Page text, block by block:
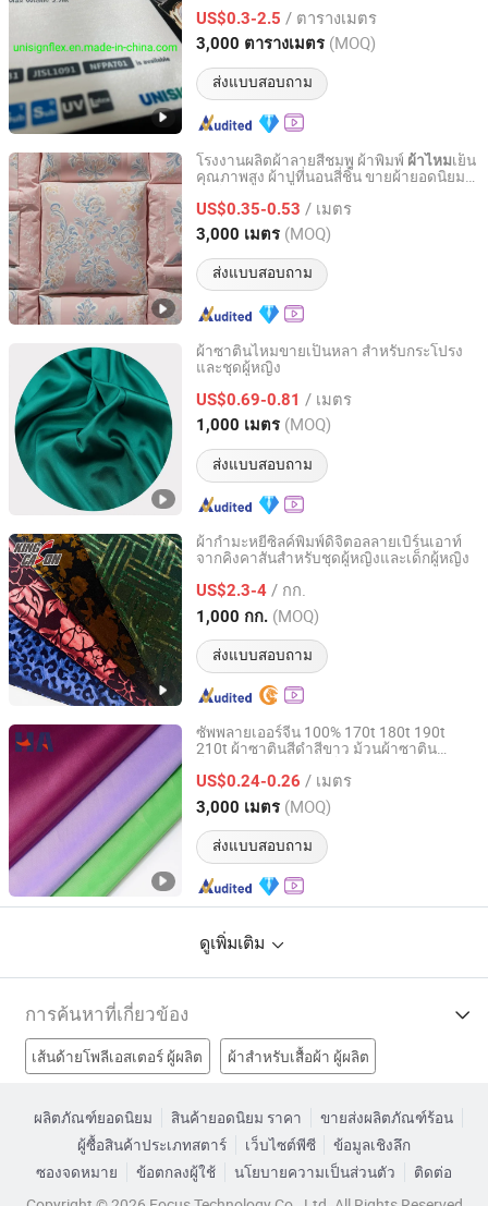
US$0.3-2.5 / ตารางเมตร
3,000 ตารางเมตร (MOQ)
ส่งแบบสอบถาม
Shanghai, China อัตราจาก 2007
โรงงานผลิตผ้าลายสีชมพู ผ้าพิมพ์ ผ้าไหมเย็น
คุณภาพสูง ผ้าปูที่นอนสี่ชิ้น ขายผ้ายอดนิยม
US$0.35-0.53 / เมตร
3,000 เมตร (MOQ)
ส่งแบบสอบถาม
Huzhou Long Yu Home Textiles Co., Ltd.
Zhejiang, China อัตราจาก 2024
ผ้าซาตินไหมขายเป็นหลา สำหรับกระโปรง
และชุดผู้หญิง
US$0.69-0.81 / เมตร
1,000 เมตร (MOQ)
ส่งแบบสอบถาม
Tianjin Glory Tang New Material Co., Ltd.
Tianjin, China อัตราจาก 2024
ผ้ากำมะหยี่ซิลค์พิมพ์ดิจิตอลลายเบิร์นเอาท์
จากคิงคาสันสำหรับชุดผู้หญิงและเด็กผู้หญิง
US$2.3-4 / กก.
1,000 กก. (MOQ)
ส่งแบบสอบถาม
CHANGZHOU KINGCASON PRINTING & DYEING CO., LTD.
Jiangsu, China อัตราจาก 2022
ซัพพลายเออร์จีน 100% 170t 180t 190t
210t ผ้าซาตินสีดำสีขาว ม้วนผ้าซาติน
US$0.24-0.26 / เมตร
3,000 เมตร (MOQ)
ส่งแบบสอบถาม
Ningbo Yuena Import & Export Co., Ltd.
Zhejiang, China อัตราจาก 2018
ดูเพิ่มเติม
การค้นหาที่เกี่ยวข้อง
เส้นด้ายโพลีเอสเตอร์ ผู้ผลิต ผ้าสำหรับเสื้อผ้า ผู้ผลิต
ผ้าทอไหมโรงงาน ผ้าพิมพ์ไหมโรงงาน
ผลิตภัณฑ์ยอดนิยม สินค้ายอดนิยม ราคา
ขายส่งผลิตภัณฑ์ร้อน
ผู้ซื้อสินค้าประเภทสตาร์
เว็บไซต์พีซี
ข้อมูลเชิงลึก
ซองจดหมาย
ข้อตกลงผู้ใช้ นโยบายความเป็นส่วนตัว
ติดต่อ